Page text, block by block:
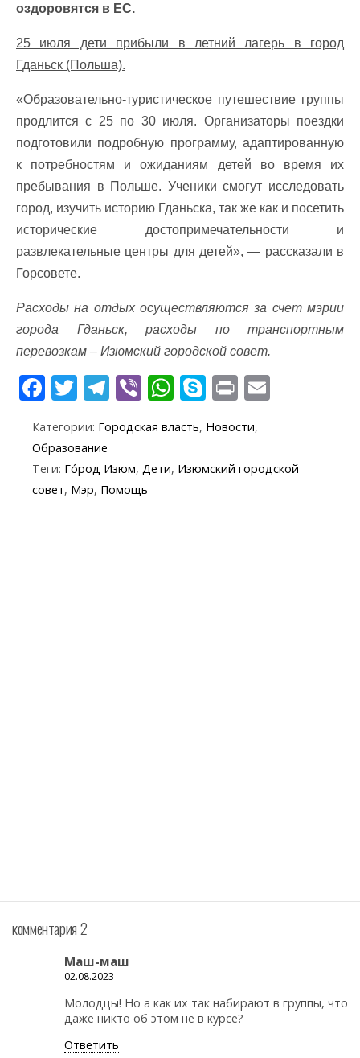
оздоровятся в ЕС.
25 июля дети прибыли в летний лагерь в город
Гданьск (Польша).
«Образовательно-туристическое путешествие группы
продлится с 25 по 30 июля. Организаторы поездки
подготовили подробную программу, адаптированную
к потребностям и ожиданиям детей во время их
пребывания в Польше. Ученики смогут исследовать
город, изучить историю Гданьска, так же как и посетить
исторические достопримечательности и
развлекательные центры для детей», — рассказали в
Горсовете.
Расходы на отдых осуществляются за счет мэрии
города Гданьск, расходы по транспортным
перевозкам – Изюмский городской совет.
F
e
b
o
T
itt
er
T
e
gr
a
Vi
er
W
at
s
S
y
p
Pr
t
l
Категории: Городская власть, Новости,
Образование
Теги: Го́род Изюм, Дети, Изюмский городской
совет, Мэр, Помощь
комментария 2
Маш-маш
02.08.2023
Молодцы! Но а как их так набирают в группы, что
даже никто об этом не в курсе?
Ответить